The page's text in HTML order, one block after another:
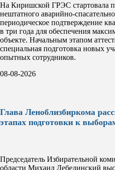
На Киришской ГРЭС стартовала
нештатного аварийно-
периодическое подтверждение
в три года для обеспечения
объекте. Начальным этапом
специальная подготовка новых
опытных сотрудников.
08-08-2026
Глава Леноблизбиркома
этапах подготовки к
Председатель Избирательной
области Михаил Лебединский